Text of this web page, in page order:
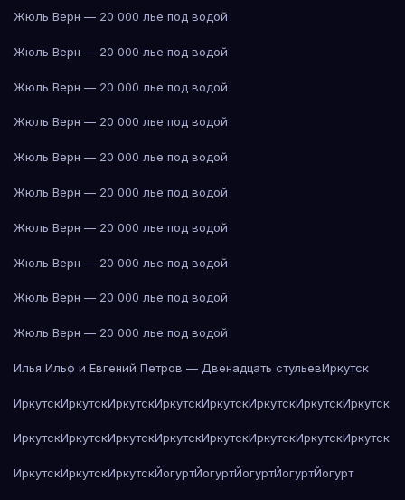
Жюль Верн — 20 000 лье под водой
Жюль Верн — 20 000 лье под водой
Жюль Верн — 20 000 лье под водой
Жюль Верн — 20 000 лье под водой
Жюль Верн — 20 000 лье под водой
Жюль Верн — 20 000 лье под водой
Жюль Верн — 20 000 лье под водой
Жюль Верн — 20 000 лье под водой
Жюль Верн — 20 000 лье под водой
Жюль Верн — 20 000 лье под водой
Илья Ильф и Евгений Петров — Двенадцать стульевИркутск
ИркутскИркутскИркутскИркутскИркутскИркутскИркутскИркутск
ИркутскИркутскИркутскИркутскИркутскИркутскИркутскИркутск
ИркутскИркутскИркутскЙогуртЙогуртЙогуртЙогуртЙогурт